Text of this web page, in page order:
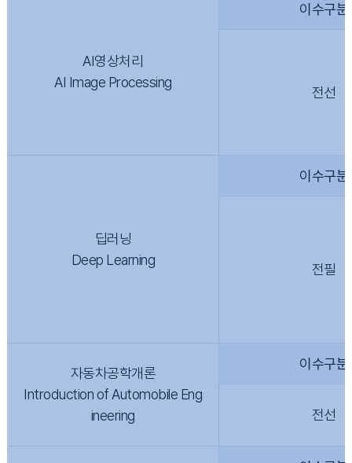
AI영상처리
AI Image Processing
이수구분
전선
딥러닝
Deep Learning
이수구분
전필
자동차공학개론
Introduction of Automobile Eng
ineering
이수구분
전선